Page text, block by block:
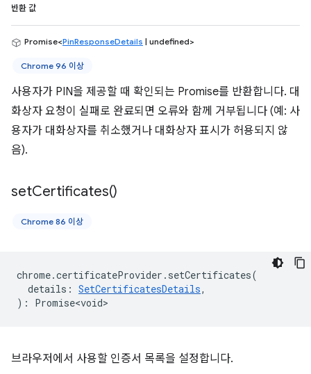
반환 값
Promise<PinResponseDetails | undefined>
Chrome 96 이상
사용자가 PIN을 제공할 때 확인되는 Promise를 반환합니다. 대
화상자 요청이 실패로 완료되면 오류와 함께 거부됩니다 (예: 사
용자가 대화상자를 취소했거나 대화상자 표시가 허용되지 않
음).
setCertificates()
Chrome 86 이상
chrome.certificateProvider . setCertificates(
details : SetCertificatesDetails,
) : Promise<void>
브라우저에서 사용할 인증서 목록을 설정합니다.